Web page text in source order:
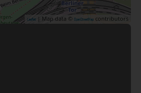
Leaflet | Map data © OpenStreetMap contributors